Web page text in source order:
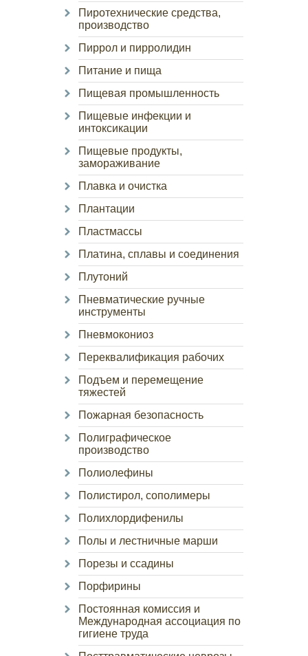
Пиротехнические средства,
производство
Пиррол и пирролидин
Питание и пища
Пищевая промышленность
Пищевые инфекции и
интоксикации
Пищевые продукты,
замораживание
Плавка и очистка
Плантации
Пластмассы
Платина, сплавы и соединения
Плутоний
Пневматические ручные
инструменты
Пневмокониоз
Переквалификация рабочих
Подъем и перемещение
тяжестей
Пожарная безопасность
Полиграфическое
производство
Полиолефины
Полистирол, сополимеры
Полихлордифенилы
Полы и лестничные марши
Порезы и ссадины
Порфирины
Постоянная комиссия и
Международная ассоциация по
гигиене труда